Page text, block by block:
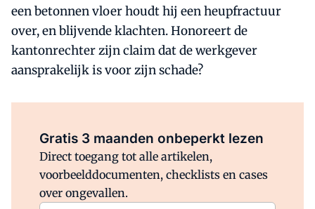
een betonnen vloer houdt hij een heupfractuur
over, en blijvende klachten. Honoreert de
kantonrechter zijn claim dat de werkgever
aansprakelijk is voor zijn schade?
Gratis 3 maanden onbeperkt lezen
Direct toegang tot alle artikelen,
voorbeelddocumenten, checklists en cases
over ongevallen.